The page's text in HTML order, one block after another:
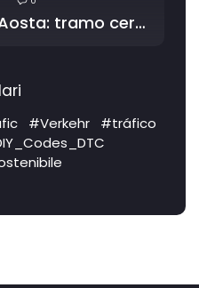
SS26 Della Valle D'Aosta: tramo cerrado por obras
#Verkehr
#tráfico